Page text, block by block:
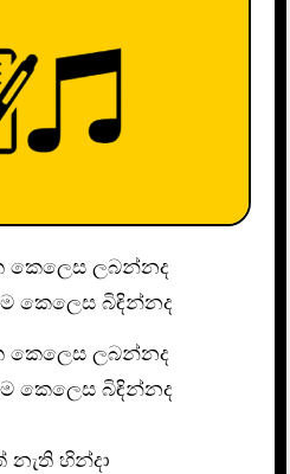
කෙලෙස ලබන්නද
කෙලෙස බිඳින්නද
කෙලෙස ලබන්නද
කෙලෙස බිඳින්නද
නැති හින්දා